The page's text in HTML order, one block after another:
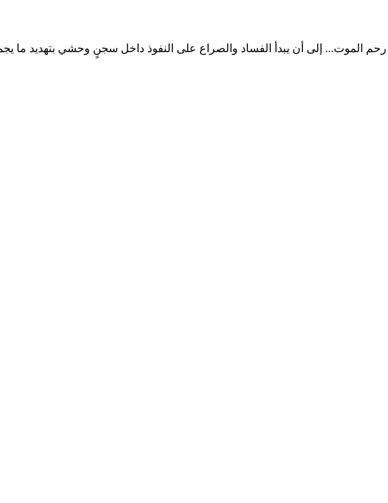
الموت... إلى أن يبدأ الفساد والصراع على النفوذ داخل سجنٍ وحشي بتهديد ما